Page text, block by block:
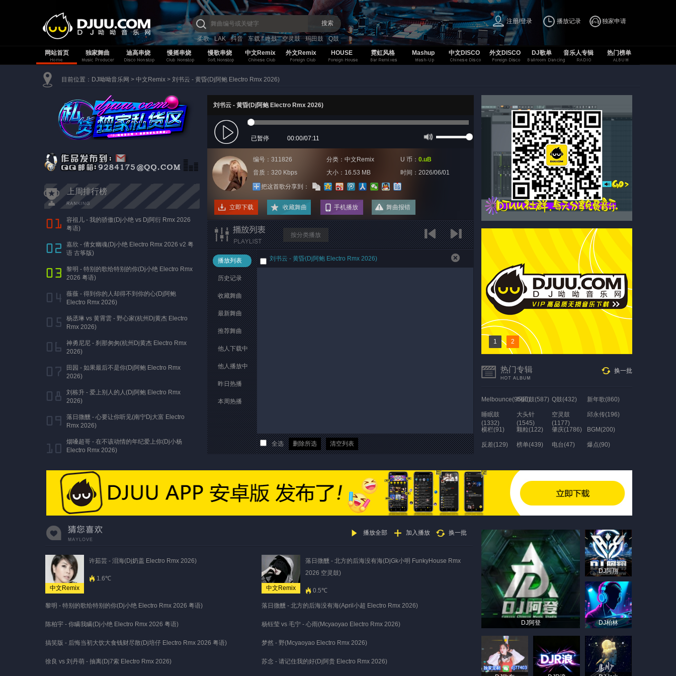
搜索
柔歌 LAK 抖音 车载 咚鼓 空灵鼓 玛田鼓 Q鼓
注册/登录 播放记录 独家申请
网站首页 独家舞曲 迪高串烧 慢摇串烧 慢歌串烧 中文Remix 外文Remix HOUSE 霓虹风格 Mashup 中文DISCO 外文DISCO DJ歌单 音乐人专辑 热门榜单
目前位置： DJ呦呦音乐网 > 中文Remix > 刘书云 - 黄昏(Dj阿鲍 Electro Rmx 2026)
上周排行榜
容祖儿 - 我的骄傲(Dj小绝 vs Dj阿衍 Rmx 2026
粤语)
嘉欣 - 倩女幽魂(Dj小绝 Electro Rmx 2026 v2 粤
语 古筝版)
黎明 - 特别的歌给特别的你(Dj小绝 Electro Rmx
2026 粤语)
薇薇 - 得到你的人却得不到你的心(Dj阿鲍
Electro Rmx 2026)
杨丞琳 vs 黄霄雲 - 野心家(杭州Dj黄杰 Electro
Rmx 2026)
神勇尼尼 - 刹那匆匆(杭州Dj黄杰 Electro Rmx
2026)
田园 - 如果最后不是你(Dj阿鲍 Electro Rmx
2026)
刘栋升 - 爱上别人的人(Dj阿鲍 Electro Rmx
2026)
落日微醺 - 心要让你听见(南宁Dj大富 Electro
Rmx 2026)
烟嗓超哥 - 在不该动情的年纪爱上你(Dj小杨
Electro Rmx 2026)
刘书云 - 黄昏(Dj阿鲍 Electro Rmx 2026)
已暂停 00:00/07:11
编号：311826 分类： 中文Remix U 币： 0.uB
音质：320 Kbps
大小：16.53 MB 时间： 2026/06/01
把这首歌分享到：
立即下载 收藏舞曲 手机播放 舞曲报错
按分类播放
播放列表
历史记录
收藏舞曲
最新舞曲
推荐舞曲
他人下载中
他人播放中
昨日热播
本周热播
刘书云 - 黄昏(Dj阿鲍 Electro Rmx 2026)
全选 删除所选 清空列表
1 2
热门专辑 换一批
Melbounce(9560)玛田鼓(587) Q鼓(432) 新年歌(860)
睡眠鼓
(1332)
大头针
(1545)
空灵鼓
(1177)
邱永传(196)
横栏(91) 颗粒(122) 肇庆(1786) BGM(200)
反差(129) 榜单(439) 电台(47) 爆点(90)
播放全部 加入播放 换一批
中文Remix
许茹芸 - 泪海(Dj奶盖 Electro Rmx 2026)
1.6℃
黎明 - 特别的歌给特别的你(Dj小绝 Electro Rmx 2026 粤语)
陈柏宇 - 你瞒我瞒(Dj小绝 Electro Rmx 2026 粤语)
搞笑版 - 后悔当初大饮大食钱财尽散(Dj培仔 Electro Rmx 2026 粤语)
徐良 vs 刘丹萌 - 抽离(Dj7索 Electro Rmx 2026)
中文Remix
落日微醺 - 北方的后海没有海(DjGk小明 FunkyHouse Rmx
2026 空灵鼓)
0.5℃
落日微醺 - 北方的后海没有海(April小超 Electro Rmx 2026)
杨钰莹 vs 毛宁 - 心雨(Mcyaoyao Electro Rmx 2026)
梦然 - 野(Mcyaoyao Electro Rmx 2026)
苏念 - 请记住我的好(Dj阿贵 Electro Rmx 2026)
DJ阿登
DJ阿翔
DJ柏林